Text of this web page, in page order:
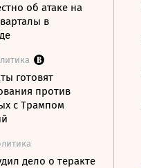
об атаке на
в
готовят
против
с Трампом
дело о теракте